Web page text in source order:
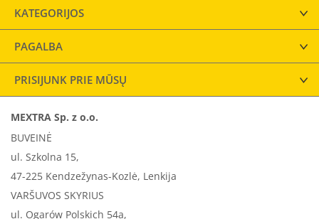
KATEGORIJOS
PAGALBA
PRISIJUNK PRIE MŪSŲ
MEXTRA Sp. z o.o.
BUVEINĖ
ul. Szkolna 15,
47-225 Kendzežynas-Kozlė, Lenkija
VARŠUVOS SKYRIUS
ul. Ogarów Polskich 54a,